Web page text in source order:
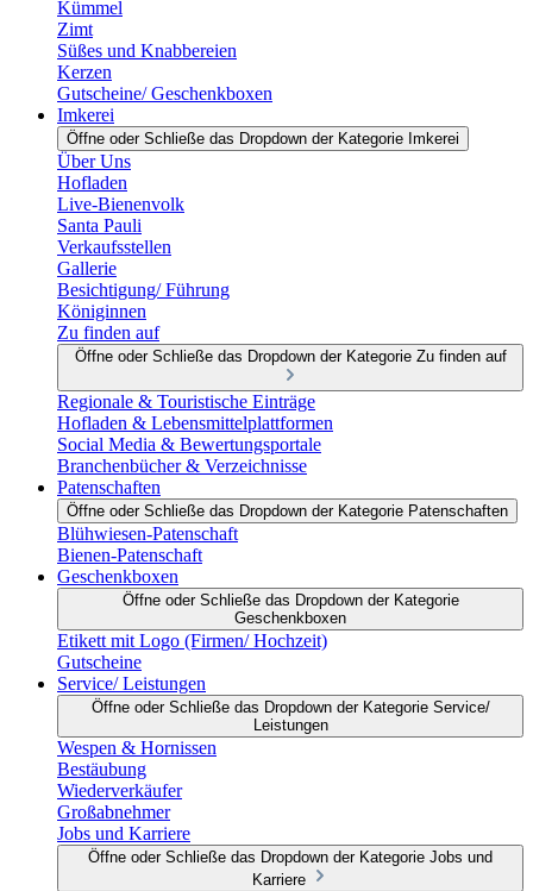
Kümmel
Zimt
Süßes und Knabbereien
Kerzen
Gutscheine/ Geschenkboxen
Imkerei
Öffne oder Schließe das Dropdown der Kategorie Imkerei
Über Uns
Hofladen
Live-Bienenvolk
Santa Pauli
Verkaufsstellen
Gallerie
Besichtigung/ Führung
Königinnen
Zu finden auf
Öffne oder Schließe das Dropdown der Kategorie Zu finden auf
Regionale & Touristische Einträge
Hofladen & Lebensmittelplattformen
Social Media & Bewertungsportale
Branchenbücher & Verzeichnisse
Patenschaften
Öffne oder Schließe das Dropdown der Kategorie Patenschaften
Blühwiesen-Patenschaft
Bienen-Patenschaft
Geschenkboxen
Öffne oder Schließe das Dropdown der Kategorie
Geschenkboxen
Etikett mit Logo (Firmen/ Hochzeit)
Gutscheine
Service/ Leistungen
Öffne oder Schließe das Dropdown der Kategorie Service/
Leistungen
Wespen & Hornissen
Bestäubung
Wiederverkäufer
Großabnehmer
Jobs und Karriere
Öffne oder Schließe das Dropdown der Kategorie Jobs und
Karriere